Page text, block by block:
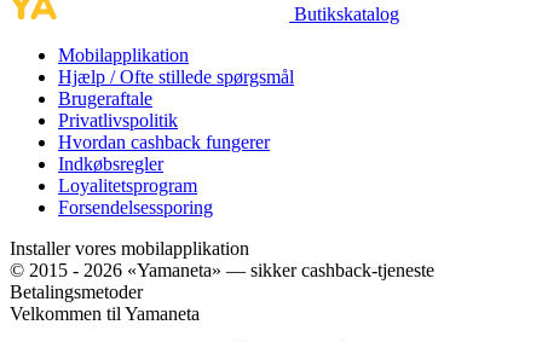
Butikskatalog
Mobilapplikation
Hjælp / Ofte stillede spørgsmål
Brugeraftale
Privatlivspolitik
Hvordan cashback fungerer
Indkøbsregler
Loyalitetsprogram
Forsendelsessporing
Installer vores mobilapplikation
© 2015 - 2026 «Yamaneta» — sikker cashback-tjeneste
Betalingsmetoder
Velkommen til Yamaneta